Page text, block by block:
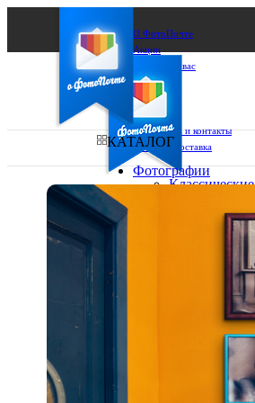
О ФотоПочте
Акции
Сделаем за вас
Бизнесу
FAQ
Франшиза
Поддержка и контакты
Оплата и доставка
Ваш город:
Выберите из списка:
КАТАЛОГ
Фотографии
Классические
10х10
10х15
15х15
15х20
20х20
20х30
30х30
30х40